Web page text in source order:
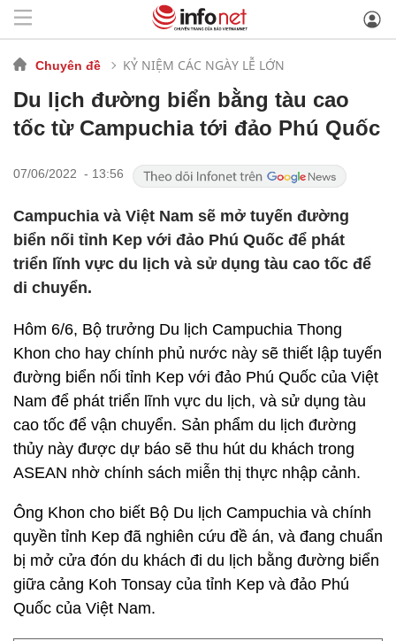
Chuyên đề KỶ NIỆM CÁC NGÀY LỄ LỚN
Du lịch đường biển bằng tàu cao
tốc từ Campuchia tới đảo Phú Quốc
07/06/2022 - 13:56
Campuchia và Việt Nam sẽ mở tuyến đường
biển nối tỉnh Kep với đảo Phú Quốc để phát
triển lĩnh vực du lịch và sử dụng tàu cao tốc để
di chuyển.
Hôm 6/6, Bộ trưởng Du lịch Campuchia Thong
Khon cho hay chính phủ nước này sẽ thiết lập tuyến
đường biển nối tỉnh Kep với đảo Phú Quốc của Việt
Nam để phát triển lĩnh vực du lịch, và sử dụng tàu
cao tốc để vận chuyển. Sản phẩm du lịch đường
thủy này được dự báo sẽ thu hút du khách trong
ASEAN nhờ chính sách miễn thị thực nhập cảnh.
Ông Khon cho biết Bộ Du lịch Campuchia và chính
quyền tỉnh Kep đã nghiên cứu đề án, và đang chuẩn
bị mở cửa đón du khách đi du lịch bằng đường biển
giữa cảng Koh Tonsay của tỉnh Kep và đảo Phú
Quốc của Việt Nam.